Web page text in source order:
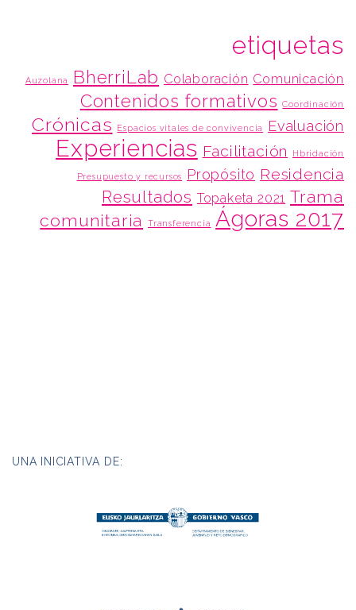
etiquetas
Auzolana BherriLab Colaboración Comunicación
Contenidos formativos Coordinación
Crónicas Espacios vitales de convivencia Evaluación
Experiencias Facilitación Hbridación
Presupuesto y recursos Propósito Residencia
Resultados Topaketa 2021 Trama
comunitaria
Transferencia Ágoras 2017
UNA INICIATIVA DE: